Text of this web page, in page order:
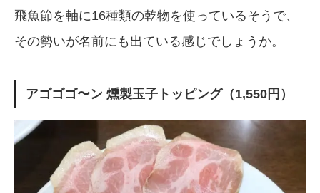
飛魚節を軸に16種類の乾物を使っているそうで、
その勢いが名前にも出ている感じでしょうか。
アゴゴゴ〜ン 燻製玉子トッピング（1,550円）